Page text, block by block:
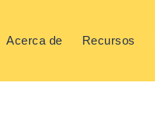
Acerca de Recursos